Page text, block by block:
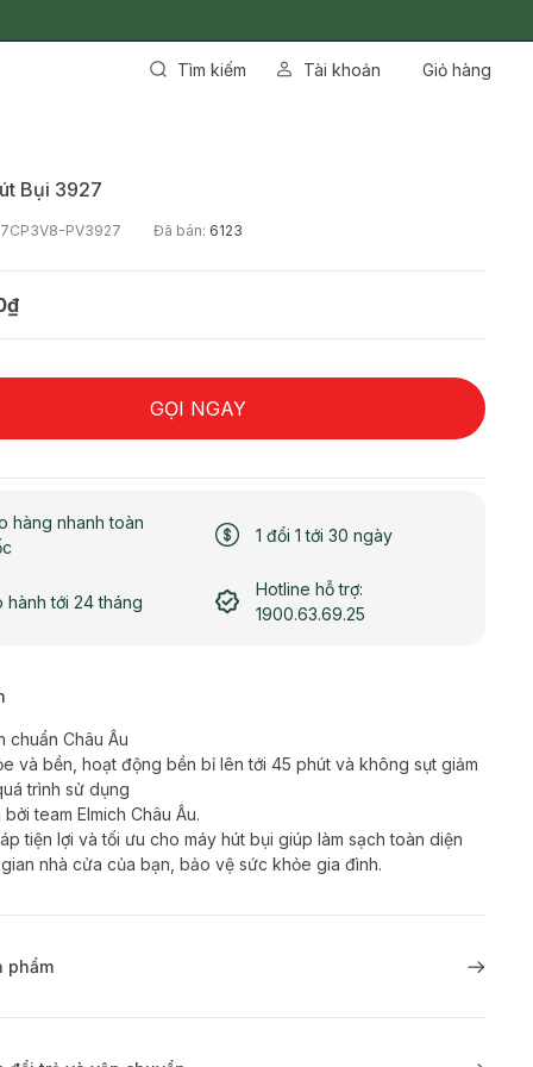
Tìm kiếm Tài khoản Giỏ hàng
Bụi 3927
PV3927 Đã bán: 6123
GỌI NGAY
hàng nhanh toàn
1 đổi 1 tới 30 ngày
hành tới 24 tháng
Hotline hỗ trợ:
1900.63.69.25
chuẩn Châu Âu
và bền, hoạt động bền bỉ lên tới 45 phút và không sụt giảm
trình sử dụng
team Elmich Châu Âu.
tiện lợi và tối ưu cho máy hút bụi giúp làm sạch toàn diện
nhà cửa của bạn, bảo vệ sức khỏe gia đình.
phẩm